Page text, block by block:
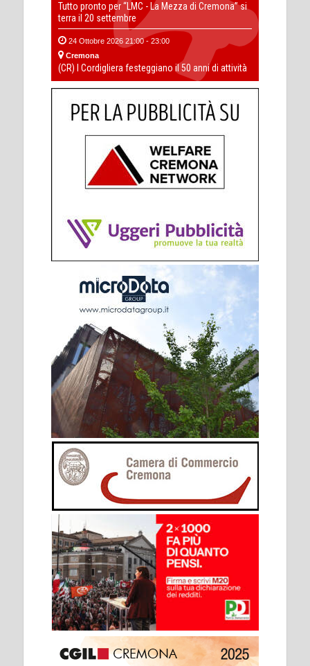
Tutto pronto per “LMC - La Mezza di Cremona” si
terra il 20 settembre
24 Ottobre 2026 21:00 - 23:00
Cremona
(CR) I Cordigliera festeggiano il 50 anni di attività